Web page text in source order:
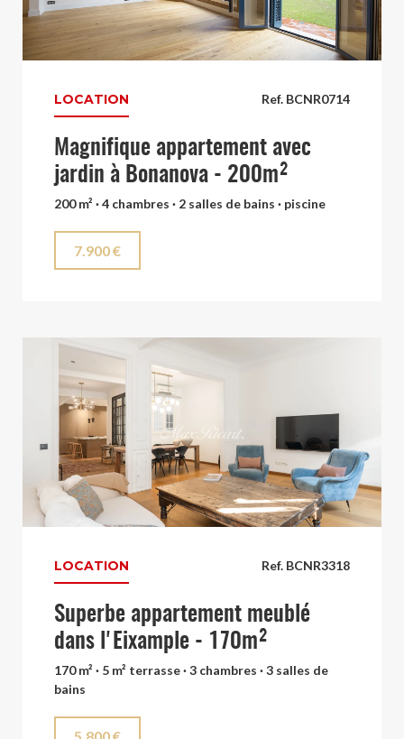
Ref. BCNR0714
LOCATION
Magnifique appartement avec
jardin à Bonanova - 200m²
200 m² · 4 chambres · 2 salles de bains · piscine
7.900 €
Ref. BCNR3318
LOCATION
Superbe appartement meublé
dans l'Eixample - 170m²
170 m² · 5 m² terrasse · 3 chambres · 3 salles de
bains